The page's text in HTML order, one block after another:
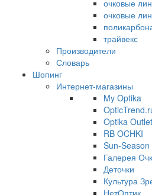
очковые
очковые
трайвекс
Производители
Словарь
Шопинг
Интернет-магазины
My Optika
Optika Outlet
RB OCHKI
Sun-Season
Галерея
Деточки
Культура